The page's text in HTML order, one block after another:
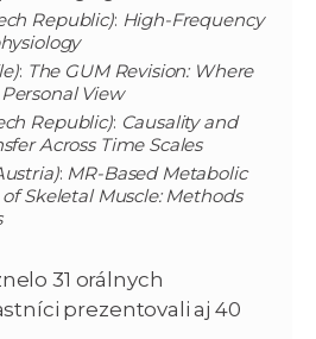
Republic): High-Frequency
: The GUM Revision: Where
View
Republic): Causality and
Across Time Scales
: MR-Based Metabolic
Skeletal Muscle: Methods
31 orálnych
prezentovali aj 40